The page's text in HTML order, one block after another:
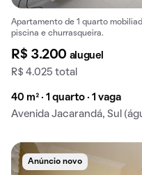
Apartamento de 1 quarto
piscina e churrasqueira.
R$ 3.200 aluguel
R$ 4.025 total
40 m² · 1 quarto · 1 vaga
Avenida Jacarandá, Sul
Anúncio novo